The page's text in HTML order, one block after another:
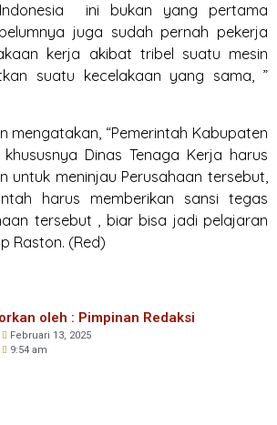
ini bukan yang pertama
juga sudah pernah pekerja
kerja akibat tribel suatu mesin
suatu kecelakaan yang sama, ”
mengatakan, “Pemerintah Kabupaten
Dinas Tenaga Kerja harus
untuk meninjau Perusahaan tersebut,
harus memberikan sansi tegas
tersebut , biar bisa jadi pelajaran
Raston. (Red)
oleh : Pimpinan Redaksi
Februari 13, 2025
9:54 am